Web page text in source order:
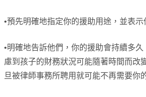
•預先明確地指定你的援助用途，並表
•明確地告訴他們，你的援助會持續多
慮到孩子的財務狀況可能隨著時間而改
旦被律師事務所聘用就可能不再需要你